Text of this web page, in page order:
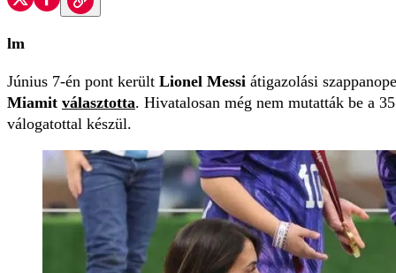
lm
Június 7-én pont került Lionel Messi átigazolási
Miamit választotta. Hivatalosan még nem mutatták be a
válogatottal készül.